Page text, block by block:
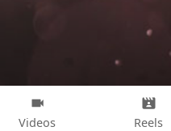
Videos Reels